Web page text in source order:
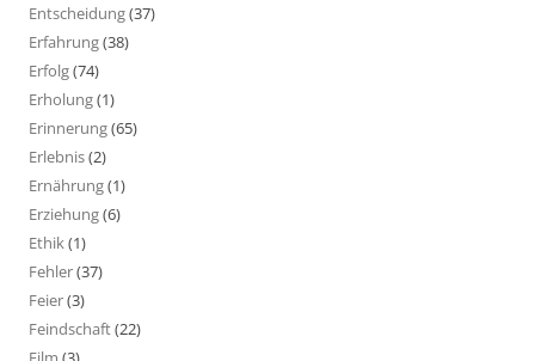
Entscheidung(37)
Erfahrung(38)
Erfolg(74)
Erholung(1)
Erinnerung(65)
Erlebnis(2)
Ernährung(1)
Erziehung(6)
Ethik(1)
Fehler(37)
Feier(3)
Feindschaft(22)